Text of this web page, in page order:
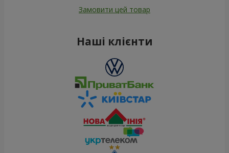
Замовити цей товар
Наші клієнти